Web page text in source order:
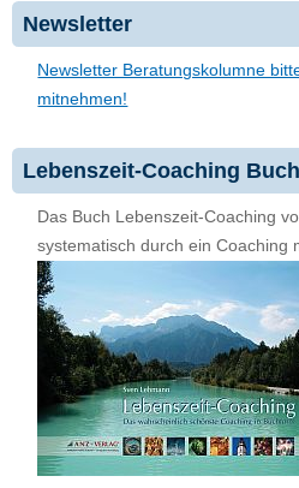
Newsletter
Newsletter Beratungskolumne
mitnehmen!
Lebenszeit-Coaching Buch
Das Buch Lebenszeit-Coaching
systematisch durch ein Coaching